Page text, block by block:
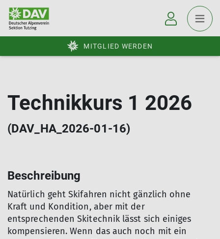
MITGLIED WERDEN
Technikkurs 1 2026
(DAV_HA_2026-01-16)
Beschreibung
Natürlich geht Skifahren nicht gänzlich ohne
Kraft und Kondition, aber mit der
entsprechenden Skitechnik lässt sich einiges
kompensieren. Wenn das auch noch mit ein